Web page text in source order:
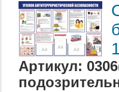
Артикул: